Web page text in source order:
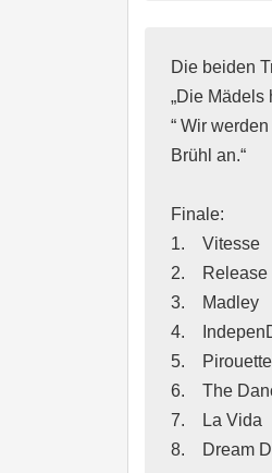
Die beiden
„Die Mädels
“ Wir
Brühl an.“
Finale:
1.    Vitesse
2.
3.    Madley
4.
5.
6.    The
7.    La Vida
8.    Dream